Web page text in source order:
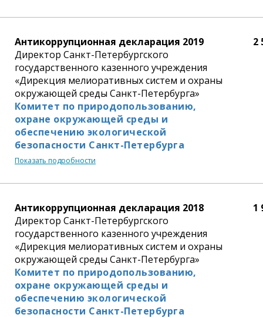
Антикоррупционная декларация 2019
Директор Санкт-Петербургского
государственного казенного учреждения
«Дирекция мелиоративных систем и охраны
окружающей среды Санкт-Петербурга»
Комитет по природопользованию,
охране окружающей среды и
обеспечению экологической
безопасности Санкт-Петербурга
Показать подробности
2
Антикоррупционная декларация 2018
Директор Санкт-Петербургского
государственного казенного учреждения
«Дирекция мелиоративных систем и охраны
окружающей среды Санкт-Петербурга»
Комитет по природопользованию,
охране окружающей среды и
обеспечению экологической
безопасности Санкт-Петербурга
1